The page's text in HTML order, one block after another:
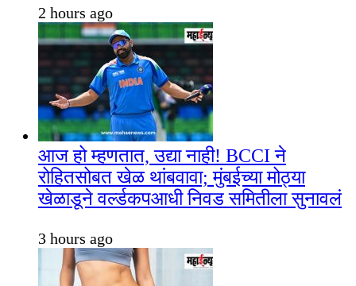
2 hours ago
आज हो म्हणतात, उद्या नाही! BCCI ने
रोहितसोबत खेळ थांबवावा; मुंबईच्या मोठ्या
खेळाडूने वर्ल्डकपआधी निवड समितीला सुनावलं
3 hours ago